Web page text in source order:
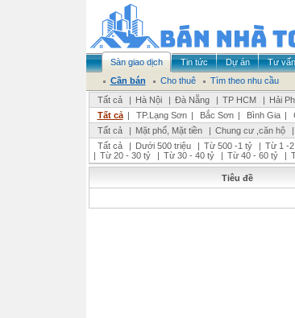
Sàn giao dịch Tin tức Dự án Tư vấn
Cần bán
Cho thuê
Tìm theo nhu cầu
Tất cả
| Hà Nội | Đà Nẵng | TP HCM | Hải
Tất cả | TP.Lạng Sơn | Bắc Sơn | Bình Gia |
Tất cả
| Mặt phố, Mặt tiền | Chung cư ,căn hộ |
Tất cả
| Dưới 500 triệu | Từ 500 -1 tỷ | Từ 1 -
| Từ 20 - 30 tỷ | Từ 30 - 40 tỷ | Từ 40 - 60 tỷ |
Tiêu đề